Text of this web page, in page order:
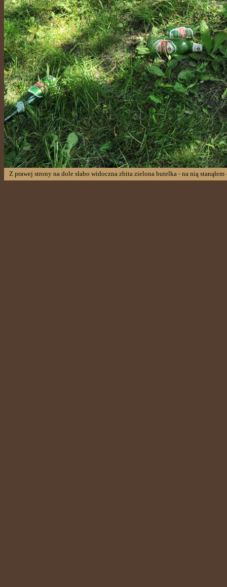
Z prawej strony na dole słabo widoczna zbita zielona butelka - na nią